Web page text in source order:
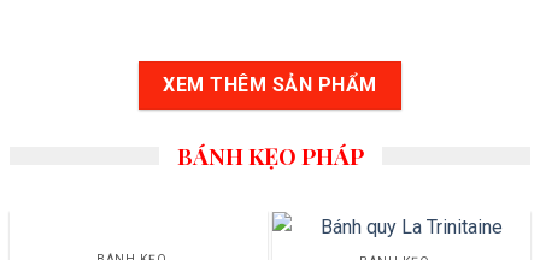
XEM THÊM SẢN PHẨM
BÁNH KẸO PHÁP